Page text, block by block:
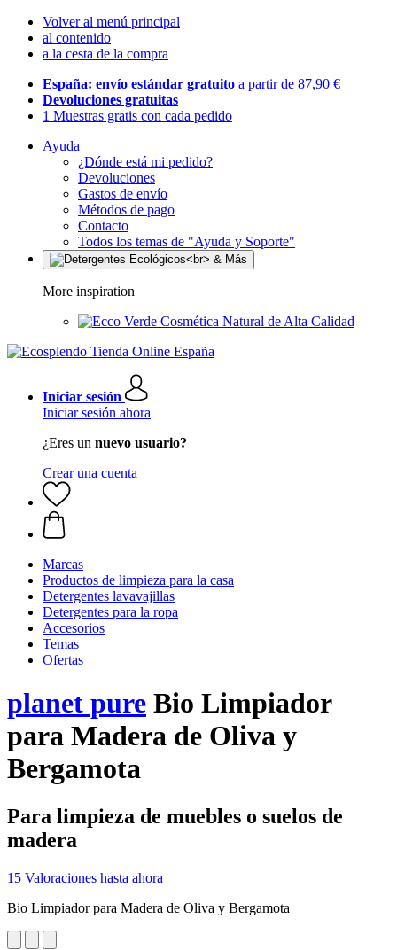
Volver al menú principal
al contenido
a la cesta de la compra
España: envío estándar gratuito a partir de 87,90 €
Devoluciones gratuitas
1 Muestras gratis con cada pedido
Ayuda
¿Dónde está mi pedido?
Devoluciones
Gastos de envío
Métodos de pago
Contacto
Todos los temas de "Ayuda y Soporte"
More inspiration
Cosmética Natural de Alta Calidad
Iniciar sesión
Iniciar sesión ahora
¿Eres un nuevo usuario?
Crear una cuenta
Marcas
Productos de limpieza para la casa
Detergentes lavavajillas
Detergentes para la ropa
Accesorios
Temas
Ofertas
planet pure Bio Limpiador
para Madera de Oliva y
Bergamota
Para limpieza de muebles o suelos de
madera
15 Valoraciones hasta ahora
Bio Limpiador para Madera de Oliva y Bergamota